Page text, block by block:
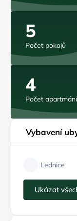
5
Počet pokojů
4
Počet
Vybavení
Lednice
Ukázat